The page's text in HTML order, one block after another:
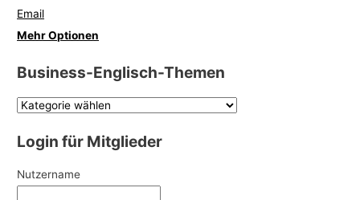
Email
Mehr Optionen
Business-Englisch-Themen
Login für Mitglieder
Nutzername